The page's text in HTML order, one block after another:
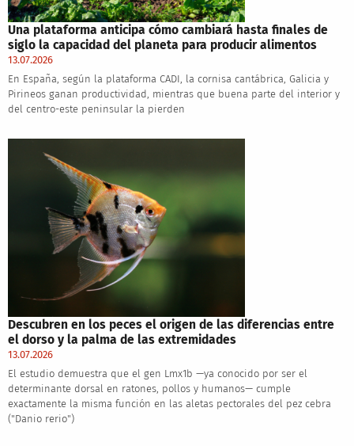
Una plataforma anticipa cómo cambiará hasta finales de
siglo la capacidad del planeta para producir alimentos
13.07.2026
En España, según la plataforma CADI, la cornisa cantábrica, Galicia y
Pirineos ganan productividad, mientras que buena parte del interior y
del centro-este peninsular la pierden
Descubren en los peces el origen de las diferencias entre
el dorso y la palma de las extremidades
13.07.2026
El estudio demuestra que el gen Lmx1b —ya conocido por ser el
determinante dorsal en ratones, pollos y humanos— cumple
exactamente la misma función en las aletas pectorales del pez cebra
("Danio rerio")